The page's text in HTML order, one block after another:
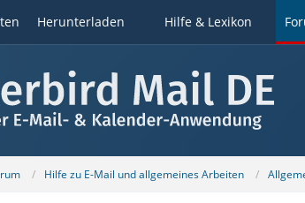
Herunterladen Hilfe & Lexikon
Hilfe zu E-Mail und allgemeines Arbeiten